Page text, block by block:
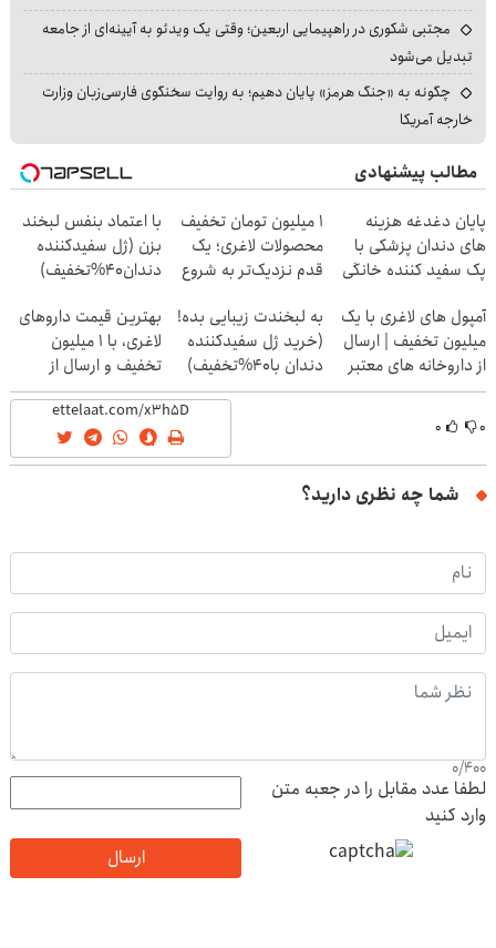
مجتبی شکوری در راهپیمایی اربعین؛ وقتی یک ویدئو به آیینه‌ای از جامعه
تبدیل می‌شود
چگونه به «جنگ هرمز» پایان دهیم؛ به روایت سخنگوی فارسی‌زبان وزارت
خارجه آمریکا
مطالب پیشنهادی
پایان دغدغه هزینه
های دندان پزشکی با
پک سفید کننده خانگی
۱ میلیون تومان تخفیف
محصولات لاغری؛ یک
قدم نزدیک‌تر به شروع
با اعتماد بنفس لبخند
بزن (ژل سفیدکننده
دندان40%تخفیف)
آمپول های لاغری با یک
میلیون تخفیف | ارسال
از داروخانه های معتبر
به لبخندت زیبایی بده!
(خرید ژل سفیدکننده
دندان با40%تخفیف)
بهترین قیمت داروهای
لاغری، با ۱ میلیون
تخفیف و ارسال از
داروخانه‌
۰ ۰
شما چه نظری دارید؟
0/400
لطفا عدد مقابل را در جعبه متن
وارد کنید
ارسال